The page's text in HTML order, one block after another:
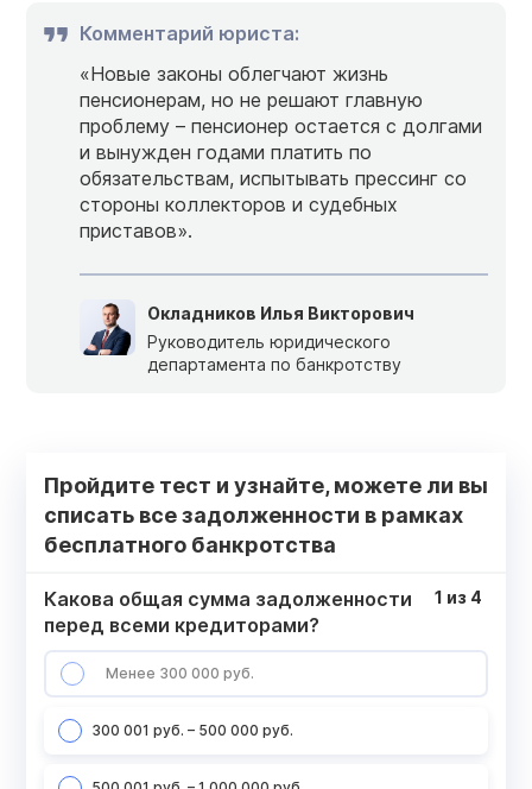
Комментарий юриста:
«Новые законы облегчают жизнь
пенсионерам, но не решают главную
проблему – пенсионер остается с долгами
и вынужден годами платить по
обязательствам, испытывать прессинг со
стороны коллекторов и судебных
приставов».
Окладников Илья Викторович
Руководитель юридического
департамента по банкротству
Пройдите тест и узнайте, можете ли вы
списать все задолженности в рамках
бесплатного банкротства
Какова общая сумма задолженности
перед всеми кредиторами?
Менее 300 000 руб.
300 001 руб. – 500 000 руб.
1 из 4